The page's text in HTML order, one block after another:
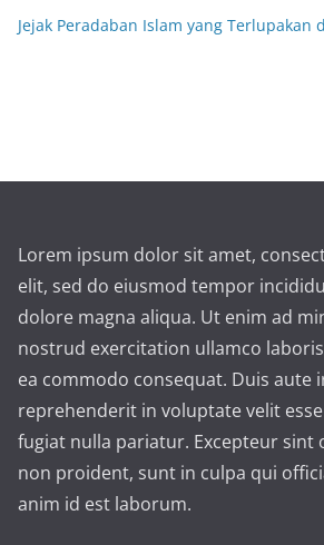
Jejak Peradaban Islam yang Terlupakan
Lorem ipsum dolor sit amet,
elit, sed do eiusmod tempor
dolore magna aliqua. Ut enim ad
nostrud exercitation ullamco
ea commodo consequat. Duis aute
reprehenderit in voluptate velit
fugiat nulla pariatur. Excepteur sint
non proident, sunt in culpa qui
anim id est laborum.